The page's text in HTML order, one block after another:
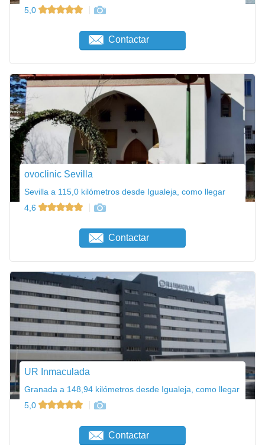
5,0
Contactar
ovoclinic Sevilla
Sevilla a 115,0 kilómetros desde Igualeja, como llegar
4,6
Contactar
UR Inmaculada
Granada a 148,94 kilómetros desde Igualeja, como llegar
5,0
Contactar